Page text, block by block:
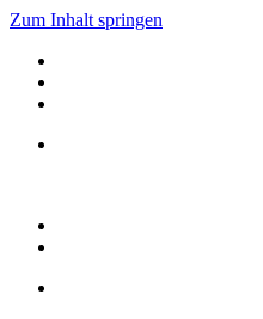
Zum Inhalt springen